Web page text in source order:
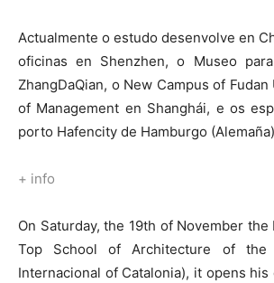
Actualmente o estudo desenvolve en
oficinas en Shenzhen, o Museo
ZhangDaQian, o New Campus of
of Management en Shanghái, e os
porto Hafencity de Hamburgo
+ info
On Saturday, the 19th of November the
Top School of Architecture of the
Internacional of Catalonia), it opens his